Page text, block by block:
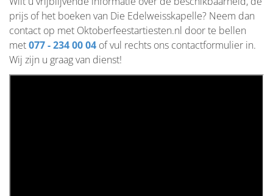
prijs of het boeken van Die Edelweisskapelle? Neem dan
contact op met Oktoberfeestartiesten.nl door te bellen
met077 - 234 00 04 of vul rechts ons contactformulier in.
Wij zijn u graag van dienst!